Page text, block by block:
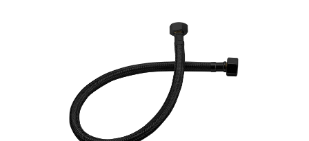
Vloerverwarming
Wastafelkranen